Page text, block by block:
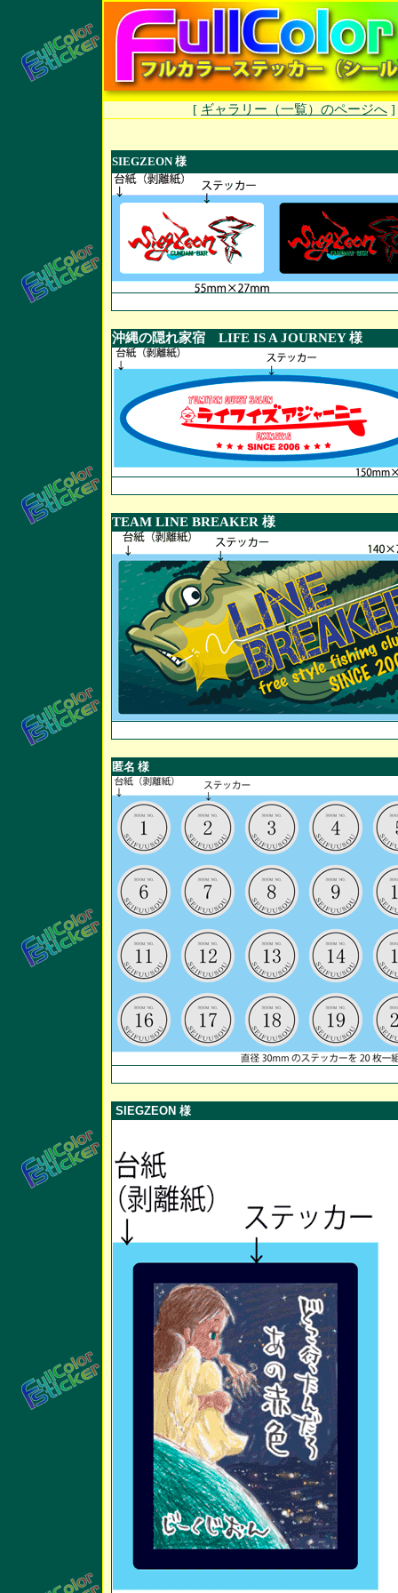
[ ギャラリー（一覧）のページへ
SIEGZEON 様
沖縄の隠れ家宿 LIFE IS A JOURNEY 様
TEAM LINE BREAKER 様
匿名 様
SIEGZEON 様